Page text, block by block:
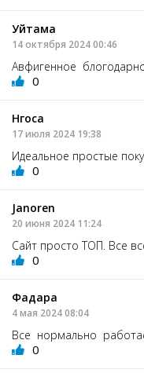
Уйтама
14 октября 2024 00:46
Авфигенное
0
Нгоса
17 июля 2024 19:38
Идеальное простые
0
Janoren
20 июня 2024 11:24
Сайт просто ТОП. Все
0
Фадара
4 мая 2024 08:04
Все нормально
0